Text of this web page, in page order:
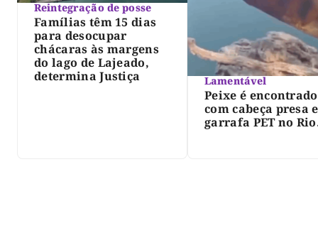
Reintegração de posse
Famílias têm 15 dias
para desocupar
chácaras às margens
do lago de Lajeado,
determina Justiça
Lamentável
Peixe é encontrado
com cabeça presa
garrafa PET no Rio